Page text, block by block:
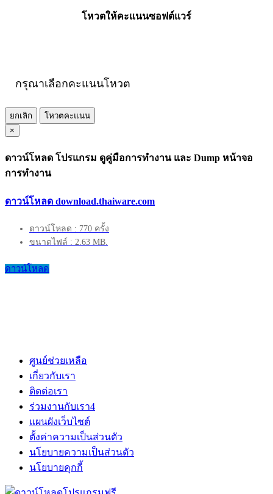
โหวตให้คะแนนซอฟต์แวร์
กรุณาเลือกคะแนนโหวต
ยกเลิก
โหวตคะแนน
×
ดาวน์โหลด โปรแกรม ดูคู่มือการทำงาน และ Dump หน้าจอ
การทำงาน
ดาวน์โหลด download.thaiware.com
ดาวน์โหลด : 770 ครั้ง
ขนาดไฟล์ : 2.63 MB.
ดาวน์โหลด
ศูนย์ช่วยเหลือ
เกี่ยวกับเรา
ติดต่อเรา
ร่วมงานกับเรา4
แผนผังเว็บไซต์
ตั้งค่าความเป็นส่วนตัว
นโยบายความเป็นส่วนตัว
นโยบายคุกกี้